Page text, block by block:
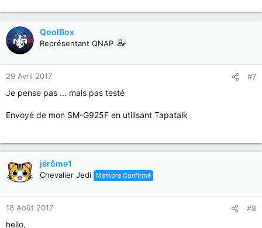
QoolBox
Représentant QNAP
29 Avril 2017 #7
Je pense pas ... mais pas testé
Envoyé de mon SM-G925F en utilisant Tapatalk
jérôme1
Chevalier Jedi Membre Confirmé
18 Août 2017 #8
hello,